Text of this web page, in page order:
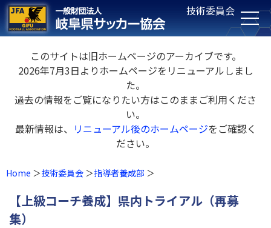
技術委員会
このサイトは旧ホームページのアーカイブです。
2026年7月3日よりホームページをリニューアルしまし
た。
過去の情報をご覧になりたい方はこのままご利用くださ
い。
最新情報は、 リニューアル後のホームページをご確認く
ださい。
Home 技術委員会 指導者養成部
【上級コーチ養成】県内トライアル（再募
集）